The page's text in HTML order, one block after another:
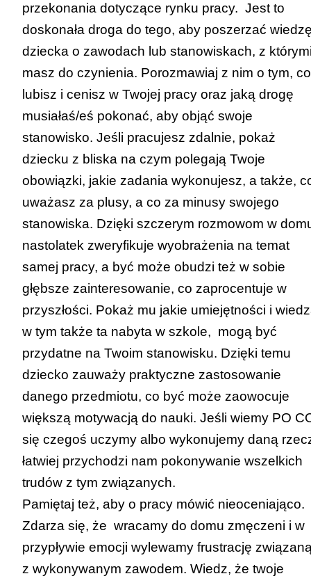
przekonania dotyczące rynku pracy. Jest to
doskonała droga do tego, aby poszerzać
dziecka o zawodach lub stanowiskach, z
masz do czynienia. Porozmawiaj z nim o tym, co
lubisz i cenisz w Twojej pracy oraz jaką drogę
musiałaś/eś pokonać, aby objąć swoje
stanowisko. Jeśli pracujesz zdalnie, pokaż
dziecku z bliska na czym polegają Twoje
obowiązki, jakie zadania wykonujesz, a także,
uważasz za plusy, a co za minusy swojego
stanowiska. Dzięki szczerym rozmowom w
nastolatek zweryfikuje wyobrażenia na temat
samej pracy, a być może obudzi też w sobie
głębsze zainteresowanie, co zaprocentuje w
przyszłości. Pokaż mu jakie umiejętności i
w tym także ta nabyta w szkole, mogą być
przydatne na Twoim stanowisku. Dzięki temu
dziecko zauważy praktyczne zastosowanie
danego przedmiotu, co być może zaowocuje
większą motywacją do nauki. Jeśli wiemy PO
się czegoś uczymy albo wykonujemy daną
łatwiej przychodzi nam pokonywanie wszelkich
trudów z tym związanych.
Pamiętaj też, aby o pracy mówić nieoceniająco.
Zdarza się, że wracamy do domu zmęczeni i w
przypływie emocji wylewamy frustrację
z wykonywanym zawodem. Wiedz, że twoje